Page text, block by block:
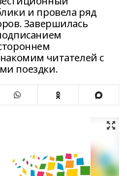
и провела ряд
Завершилась
читателей с
поездки.